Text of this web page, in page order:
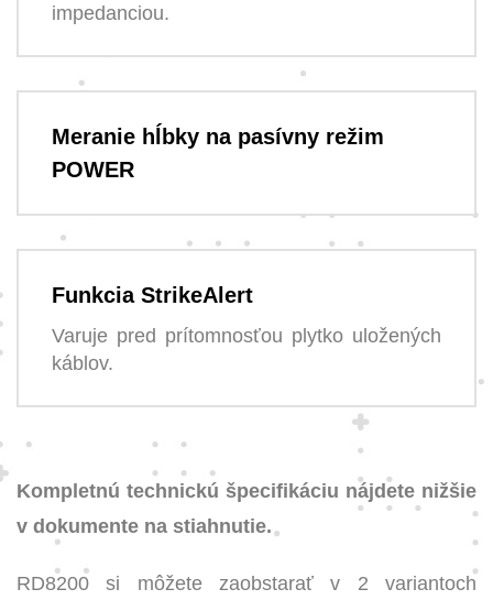
impedanciou.
Meranie hĺbky na pasívny režim
POWER
Funkcia StrikeAlert
Varuje pred prítomnosťou plytko uložených
káblov.
Kompletnú technickú špecifikáciu nájdete nižšie
v dokumente na stiahnutie.
RD8200 si môžete zaobstarať v 2 variantoch